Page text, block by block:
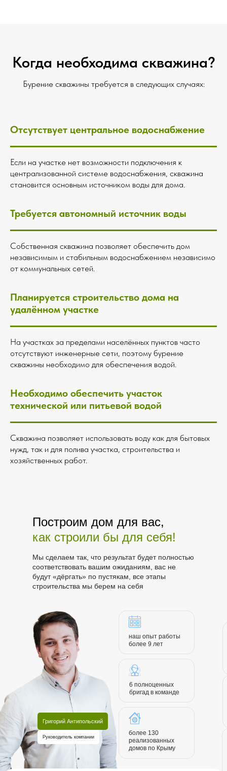
Когда необходима скважина?
Бурение скважины требуется в следующих случаях:
Отсутствует центральное водоснабжение
Если на участке нет возможности подключения к
централизованной системе водоснабжения, скважина
становится основным источником воды для дома.
Требуется автономный источник воды
Собственная скважина позволяет обеспечить дом
независимым и стабильным водоснабжением независимо
от коммунальных сетей.
Планируется строительство дома на
удалённом участке
На участках за пределами населённых пунктов часто
отсутствуют инженерные сети, поэтому бурение
скважины необходимо для обеспечения водой.
Необходимо обеспечить участок
технической или питьевой водой
Скважина позволяет использовать воду как для бытовых
нужд, так и для полива участка, строительства и
хозяйственных работ.
Построим дом для вас,
как строили бы для себя!
Мы сделаем так, что результат будет полностью
соответствовать вашим ожиданиям, вас не
будут «дёргать» по пустякам, все этапы
строительства мы берем на себя
более 130
реализованных
домов по Крыму
6 полноценных
бригад в команде
наш опыт работы
более 9 лет
Руководитель компании
Григорий Антипольский